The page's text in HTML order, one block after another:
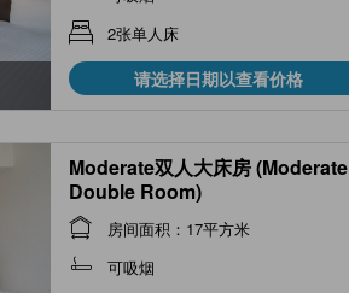
2张单人床
请选择日期以查看价格
Moderate双人大床房 (Moderate
Double Room)
房间面积：17平方米
可吸烟